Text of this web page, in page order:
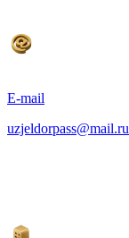
E-mail
uzjeldorpass@mail.ru